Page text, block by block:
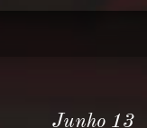
Junho 13